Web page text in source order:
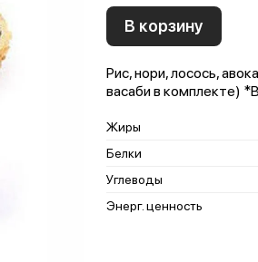
В корзину
Рис, нори, лосось,
васаби в комплекте)
Жиры
Белки
Углеводы
Энерг. ценность